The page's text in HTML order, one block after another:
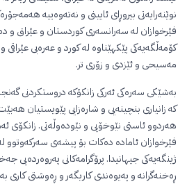
نوێنەرایەتی بیروڕای ئایینی و نەتەوەییە
فێرخوازان لە سەرانسەری کوردستان و عێراق و
کۆمەڵگەیەکی پێکهێناوە لە کورد و عەرەبی
مەسیحی و ئێزدی و زۆری تر.
بەشێکی سەرەکی ئەرکی زانکۆکە دروستکردنی
کە زانیاری بنچینەیی و شارەزایی پێویستیان
هەردوو ئاستی نێوخۆیی و نێودەوڵەتی. زانکۆی
فێرخوازان ئامادە دەکات بۆ پیشەی سەرکەوتوو
ژینگەیەکی جیهانیدا. پرۆگرامەکانی پەروەردەیی
ڕەخنەگرانە و پەیوەندی کاریگەر و ڕەوشتی کاری